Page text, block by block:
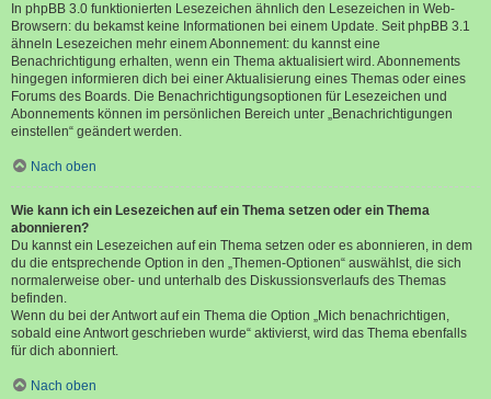
In phpBB 3.0 funktionierten Lesezeichen ähnlich den Lesezeichen in Web-
Browsern: du bekamst keine Informationen bei einem Update. Seit phpBB 3.1
ähneln Lesezeichen mehr einem Abonnement: du kannst eine
Benachrichtigung erhalten, wenn ein Thema aktualisiert wird. Abonnements
hingegen informieren dich bei einer Aktualisierung eines Themas oder eines
Forums des Boards. Die Benachrichtigungsoptionen für Lesezeichen und
Abonnements können im persönlichen Bereich unter „Benachrichtigungen
einstellen“ geändert werden.
Nach oben
Wie kann ich ein Lesezeichen auf ein Thema setzen oder ein Thema
abonnieren?
Du kannst ein Lesezeichen auf ein Thema setzen oder es abonnieren, in dem
du die entsprechende Option in den „Themen-Optionen“ auswählst, die sich
normalerweise ober- und unterhalb des Diskussionsverlaufs des Themas
befinden.
Wenn du bei der Antwort auf ein Thema die Option „Mich benachrichtigen,
sobald eine Antwort geschrieben wurde“ aktivierst, wird das Thema ebenfalls
für dich abonniert.
Nach oben